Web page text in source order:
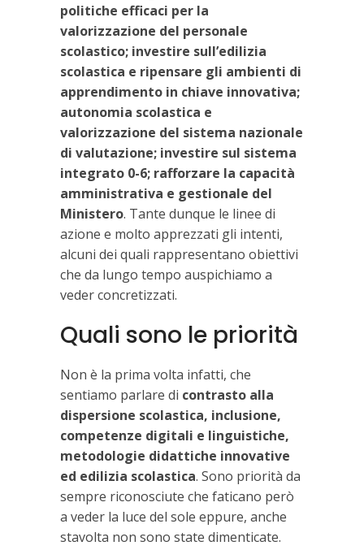
politiche efficaci per la
valorizzazione del personale
scolastico; investire sull’edilizia
scolastica e ripensare gli ambienti di
apprendimento in chiave innovativa;
autonomia scolastica e
valorizzazione del sistema nazionale
di valutazione; investire sul sistema
integrato 0-6; rafforzare la capacità
amministrativa e gestionale del
Ministero. Tante dunque le linee di
azione e molto apprezzati gli intenti,
alcuni dei quali rappresentano obiettivi
che da lungo tempo auspichiamo a
veder concretizzati.
Quali sono le priorità
Non è la prima volta infatti, che
sentiamo parlare di contrasto alla
dispersione scolastica, inclusione,
competenze digitali e linguistiche,
metodologie didattiche innovative
ed edilizia scolastica. Sono priorità da
sempre riconosciute che faticano però
a veder la luce del sole eppure, anche
stavolta non sono state dimenticate.